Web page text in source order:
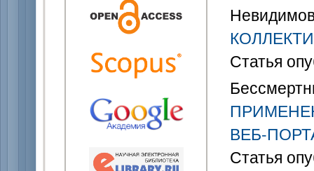
Статья
ВЕБ-
Статья